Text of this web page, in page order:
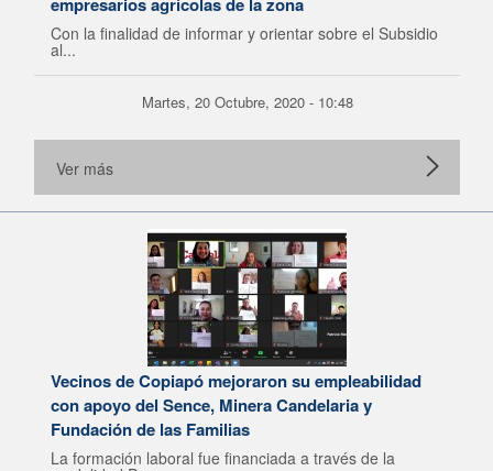
Con la finalidad de informar y orientar sobre el Subsidio
al...
Martes, 20 Octubre, 2020 - 10:48
Ver más
Vecinos de Copiapó mejoraron su empleabilidad
con apoyo del Sence, Minera Candelaria y
Fundación de las Familias
La formación laboral fue financiada a través de la